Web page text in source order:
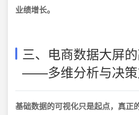
业绩增长。
三、电商数据大屏
——多维分析与决策
基础数据的可视化只是起点，真正